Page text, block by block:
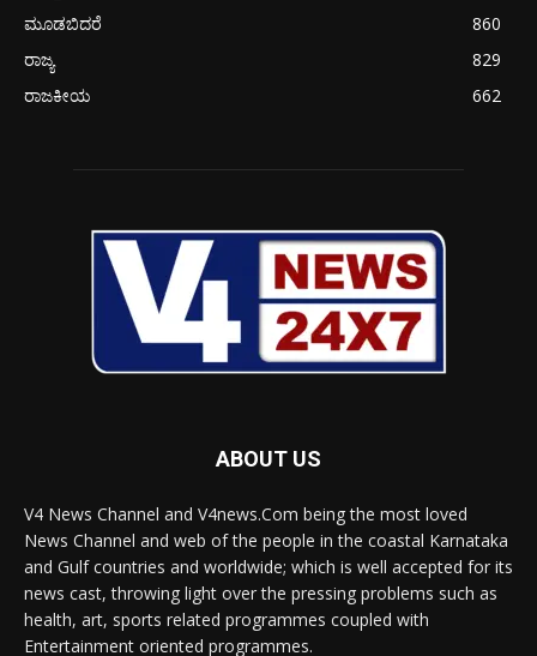
ಮೂಡಬಿದರೆ
860
ರಾಜ್ಯ
829
ರಾಜಕೀಯ
662
ABOUT US
V4 News Channel and V4news.Com being the most loved
News Channel and web of the people in the coastal Karnataka
and Gulf countries and worldwide; which is well accepted for its
news cast, throwing light over the pressing problems such as
health, art, sports related programmes coupled with
Entertainment oriented programmes.